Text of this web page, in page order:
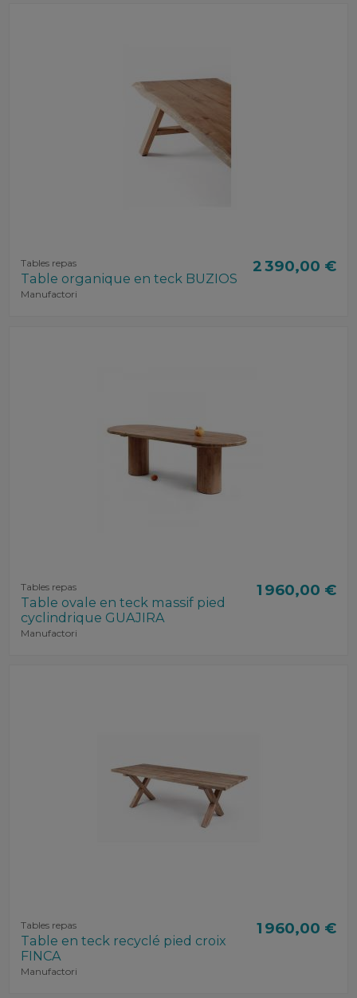
Tables repas
Table organique en teck BUZIOS
Manufactori
2 390,00 €
Tables repas
Table ovale en teck massif pied
cyclindrique GUAJIRA
Manufactori
1 960,00 €
Tables repas
Table en teck recyclé pied croix
FINCA
Manufactori
1 960,00 €